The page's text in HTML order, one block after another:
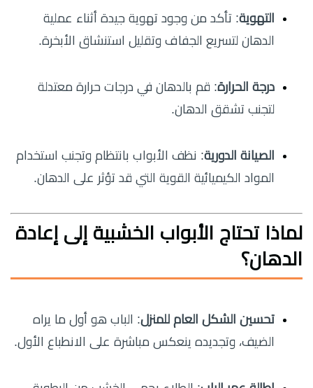
التهوية: تأكد من وجود تهوية جيدة أثناء عملية
الدهان لتسريع الجفاف وتقليل استنشاق الأبخرة.
درجة الحرارة: قم بالدهان في درجات حرارة معتدلة
لتجنب تشقق الدهان.
الصيانة الدورية: نظف الأبواب بانتظام وتجنب استخدام
المواد الكيميائية القوية التي قد تؤثر على الدهان.
لماذا تحتاج الأبواب الخشبية إلى إعادة
الدهان؟
تحسين الشكل العام للمنزل: الباب هو أول ما يراه
الضيف، وتجديده ينعكس مباشرة على الانطباع الأول.